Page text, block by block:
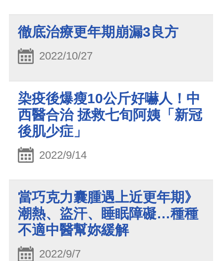
徹底治療更年期崩漏3良方
2022/10/27
染疫後爆瘦10公斤好嚇人！中
西醫合治 拯救七旬阿姨「新冠
後肌少症」
2022/9/14
當巧克力囊腫遇上近更年期》
潮熱、盜汗、睡眠障礙…種種
不適中醫幫妳緩解
2022/9/7